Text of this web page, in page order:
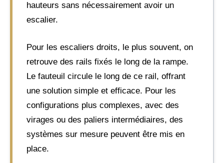
hauteurs sans nécessairement avoir un
escalier.
Pour les escaliers droits, le plus souvent, on
retrouve des rails fixés le long de la rampe.
Le fauteuil circule le long de ce rail, offrant
une solution simple et efficace. Pour les
configurations plus complexes, avec des
virages ou des paliers intermédiaires, des
systèmes sur mesure peuvent être mis en
place.